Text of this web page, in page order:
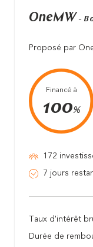
OneMW -
Proposé par
Financé à
100%
172
7 jours
Taux d'intérêt
Durée de